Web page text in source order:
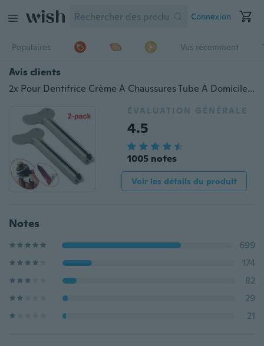
Connexion
Populaires Vus récemment
Avis clients
2x Pour Dentifrice Crème À Chaussures Tube À Domicile Vide Tube Squeezer Tube Bobine Tube Presse Outil Tubenquetscher Tubenaufroller
ÉVALUATION GÉNÉRALE
4.5
1005 notes
Voir les détails du produit
Notes
699
174
82
29
21